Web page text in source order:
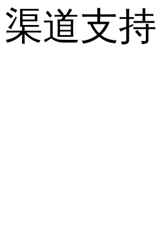
渠道支持